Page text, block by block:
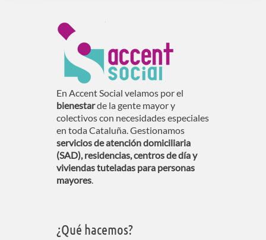
En Accent Social velamos por el
bienestarde la gente mayor y
colectivos con necesidades especiales
en toda Cataluña. Gestionamos
servicios de atención domiciliaria
(SAD), residencias, centros de día y
viviendas tuteladas para personas
mayores.
¿Qué hacemos?